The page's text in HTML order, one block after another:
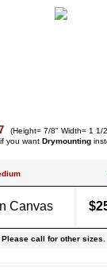
(Height= 7/8" Width= 1 1/
you want Drymounting
Canvas
Please call for other sizes.